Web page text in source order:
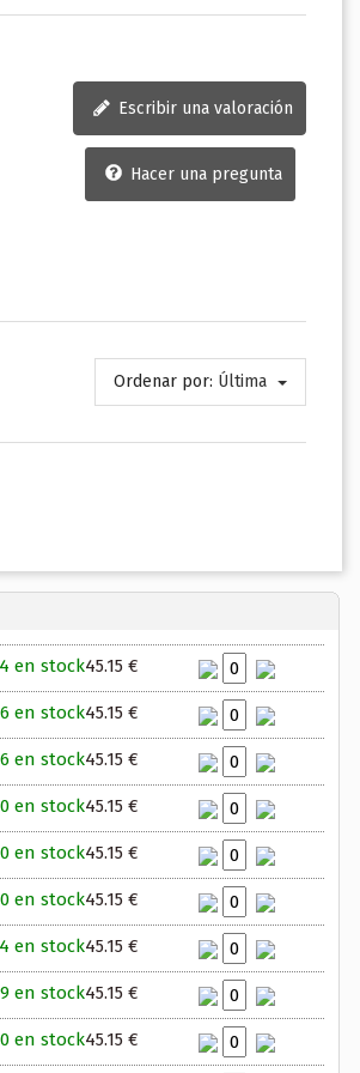
Escribir una valoración
Hacer una pregunta
Ordenar por: Última
45.15 €
en stock
45.15 €
en stock
45.15 €
en stock
45.15 €
en stock
45.15 €
en stock
45.15 €
en stock
45.15 €
en stock
45.15 €
en stock
45.15 €
en stock